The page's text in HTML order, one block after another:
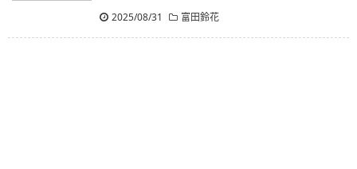
2025/08/31
富田鈴花